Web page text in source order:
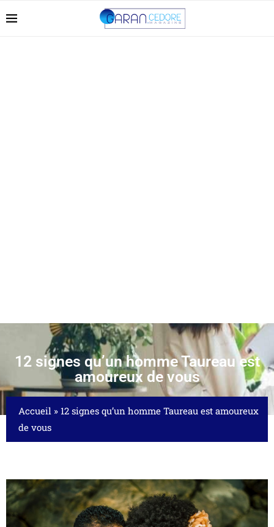
12 signes qu’un homme Taureau est
amoureux de vous
Accueil » 12 signes qu’un homme Taureau est amoureux
de vous